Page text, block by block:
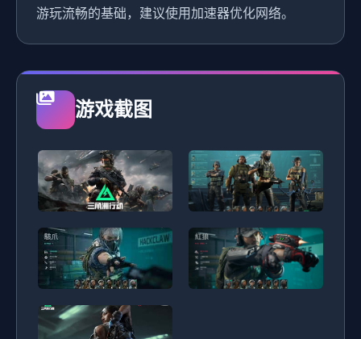
游玩流畅的基础，建议使用加速器优化网络。
游戏截图